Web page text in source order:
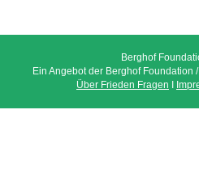
Berghof
Ein Angebot der Berghof Foundation
Über Frieden Fragen I